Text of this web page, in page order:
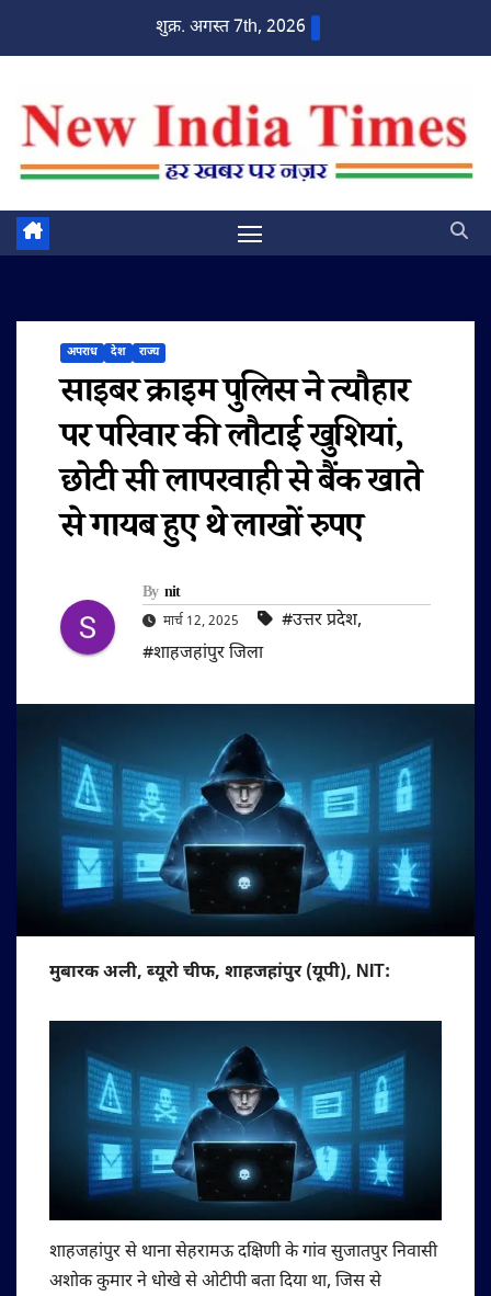
शुक्र. अगस्त 7th, 2026
अपराध देश राज्य
साइबर क्राइम पुलिस ने त्यौहार
पर परिवार की लौटाई खुशियां,
छोटी सी लापरवाही से बैंक खाते
से गायब हुए थे लाखों रुपए
By nit
मार्च 12, 2025 #उत्तर प्रदेश,
#शाहजहांपुर जिला
मुबारक अली, ब्यूरो चीफ, शाहजहांपुर (यूपी), NIT:
शाहजहांपुर से थाना सेहरामऊ दक्षिणी के गांव सुजातपुर निवासी
अशोक कुमार ने धोखे से ओटीपी बता दिया था, जिस से